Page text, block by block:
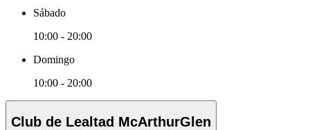
Sábado
10:00 - 20:00
Domingo
10:00 - 20:00
Club de Lealtad McArthurGlen